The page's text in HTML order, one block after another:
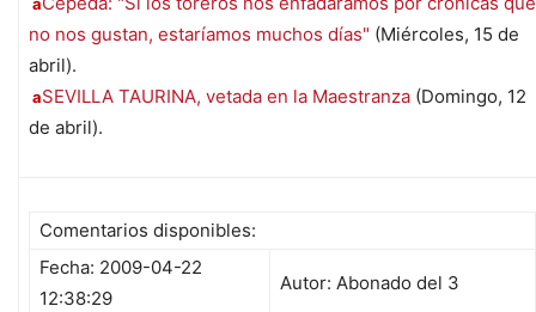
no nos gustan, estaríamos muchos días" (Miércoles, 15 de
abril).
aSEVILLA TAURINA, vetada en la Maestranza (Domingo, 12
de abril).
Comentarios disponibles:
Fecha: 2009-04-22
12:38:29
Autor: Abonado del 3